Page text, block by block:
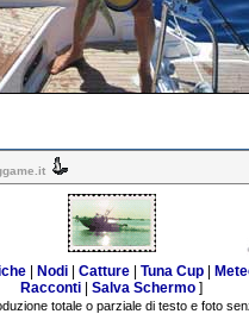
| Nodi| Catture| Tuna Cup|
Racconti
Salva Schermo ]
totale o parziale di testo e foto